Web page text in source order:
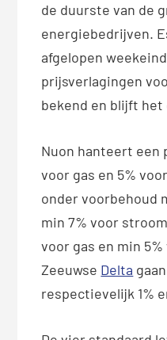
de duurste van de
energiebedrijven.
afgelopen
prijsverlagingen
bekend en blijft
Nuon hanteert een
voor gas en 5%
onder voorbehoud
min 7% voor
voor gas en min
Zeeuwse Delta
respectievelijk 1%